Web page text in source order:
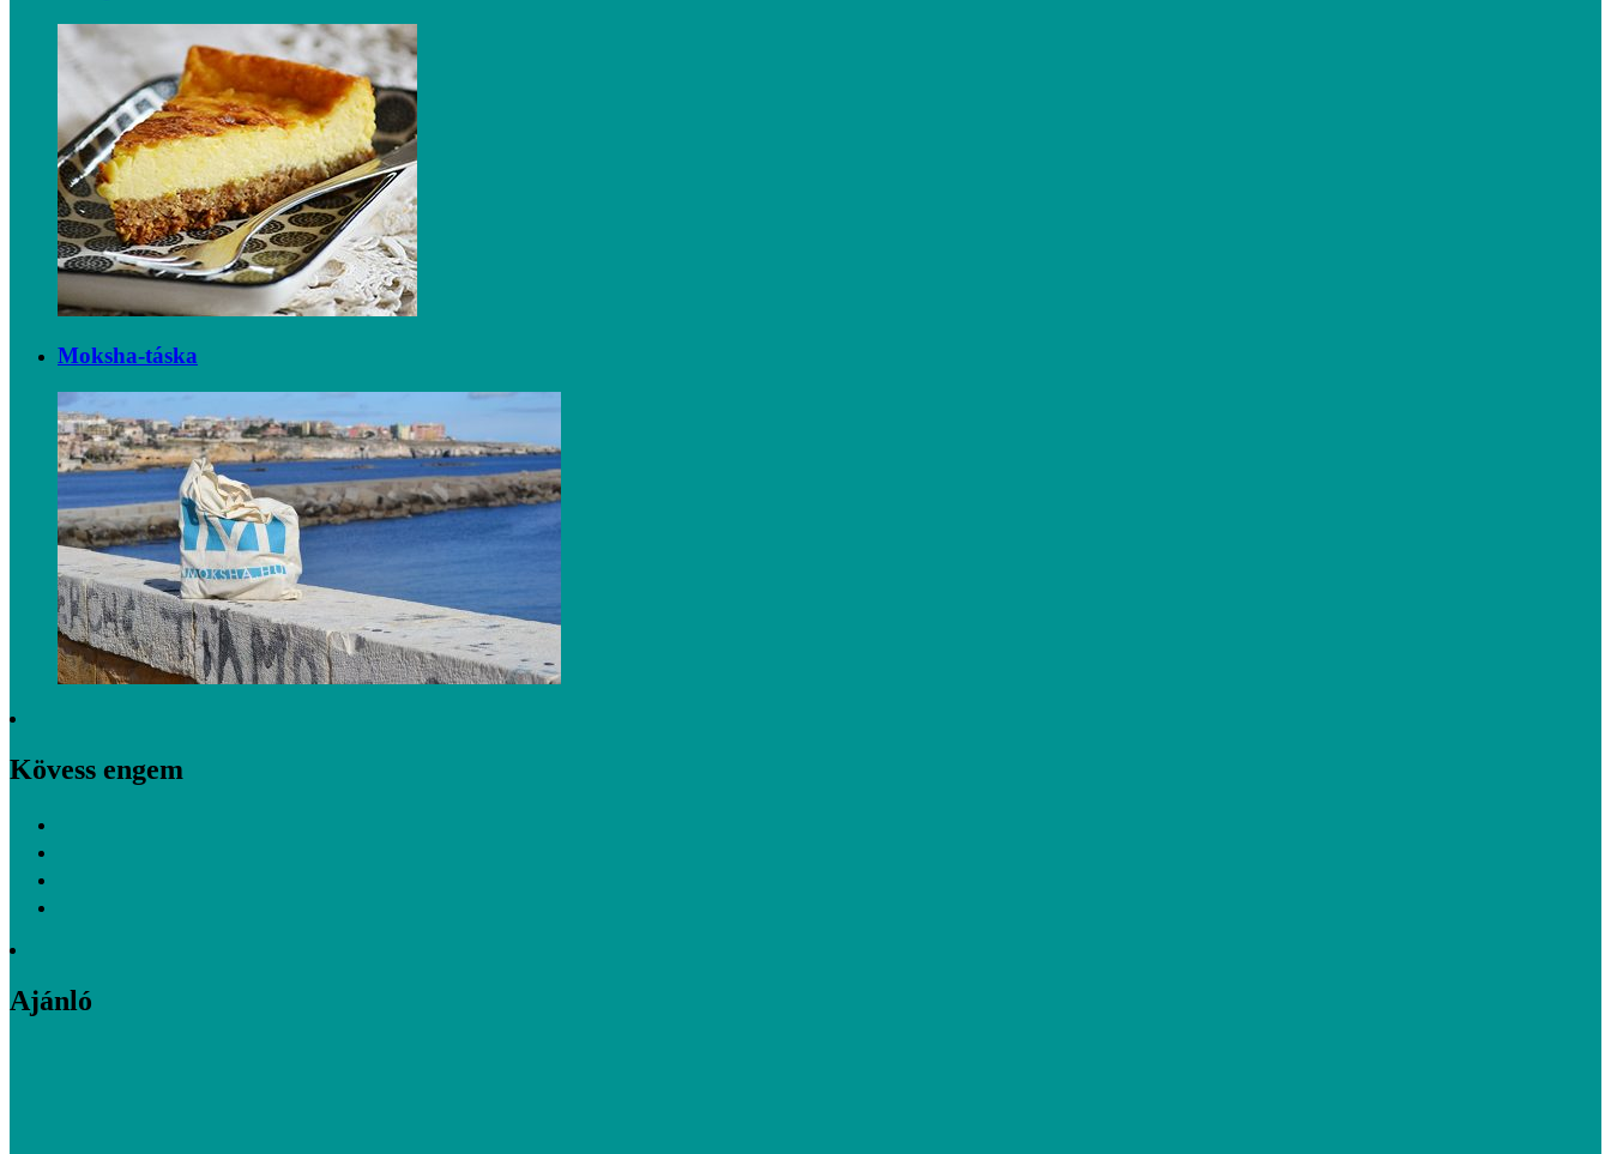
Moksha-táska
Kövess engem
Ajánló